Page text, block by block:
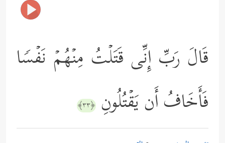
قَالَ رَبِّ إِنِّی قَتَلۡتُ مِنۡهُمۡ نَفۡسࣰا
فَأَخَافُ أَن یَقۡتُلُونِ ﴿٣٣﴾